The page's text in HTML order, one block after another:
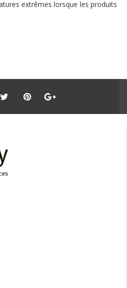
extrêmes lorsque les produits